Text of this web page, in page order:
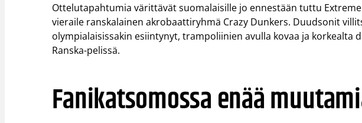
Ottelutapahtumia värittävät suomalaisille jo ennestään tuttu
vieraile ranskalainen akrobaattiryhmä Crazy Dunkers. Duudsonit
olympialaisissakin esiintynyt, trampoliinien avulla kovaa ja korkealta
Ranska-pelissä.
Fanikatsomossa enää